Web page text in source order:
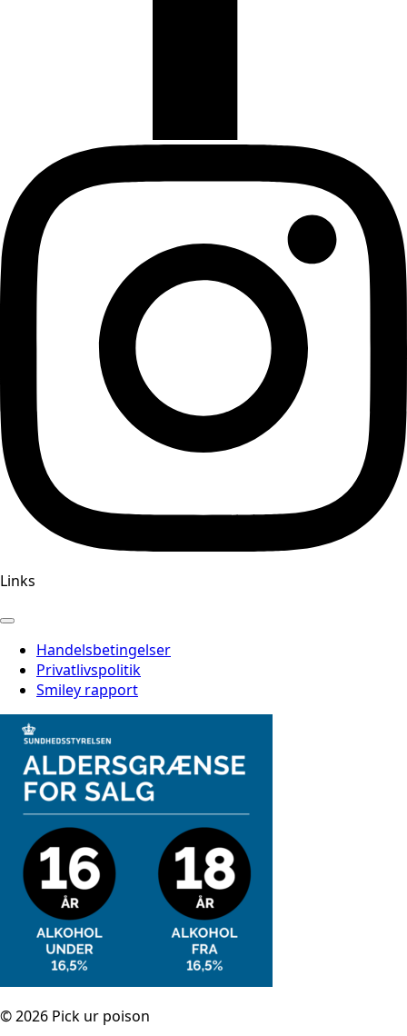
Links
Handelsbetingelser
Privatlivspolitik
Smiley rapport
© 2026 Pick ur poison